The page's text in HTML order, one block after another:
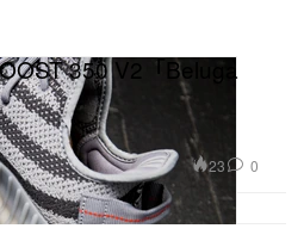
350 V2「Beluga
23 0